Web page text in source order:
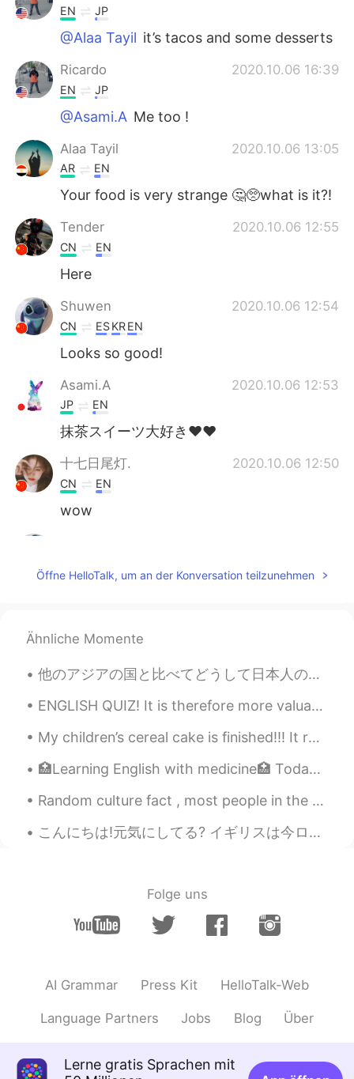
EN JP
@Alaa Tayil it’s tacos and some desserts
Ricardo 2020.10.06 16:39
EN JP
@Asami.A Me too !
Alaa Tayil 2020.10.06 13:05
AR EN
Your food is very strange 🤔🥺what is it?!
Tender 2020.10.06 12:55
CN EN
Here
Shuwen 2020.10.06 12:54
CN ESKREN
Looks so good!
Asami.A 2020.10.06 12:53
JP EN
抹茶スイーツ大好き♥♥
十七日尾灯. 2020.10.06 12:50
CN EN
wow
Öffne HelloTalk, um an der Konversation teilzunehmen
Ähnliche Momente
他のアジアの国と比べてどうして日本人の英語能力はこんなに低いのか?ってよく思うの。 調べてみたら、2014年にあった日本全国学校の英語講師英語能力調査によって高校の先生達は半分しか「上級」取れ...
ENGLISH QUIZ! It is therefore more valuable to _________ the main lines of Gauguin's teaching th...
My children’s cereal cake is finished!!! It reminds me of childhood and happy times!! What do you...
🏥Learning English with medicine🏥 Today’s topic: Gastroesophageal reflux disease (GERD) The inst...
Random culture fact , most people in the West on average can’t deep squat like this , hence why w...
こんにちは!元気にしてる? イギリスは今ロックダウンなんだからたくさんやりたいことができないな!でも今日の天気めっちゃいいから公園で散歩することにした！なんか青い空とたくさん緑のものを見て気分が...
Folge uns
AI Grammar Press Kit HelloTalk-Web
Language Partners Jobs Blog Über
Lerne gratis Sprachen mit